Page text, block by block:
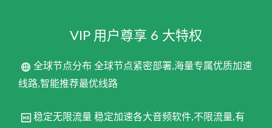
VIP 用户尊享 6 大特权
全球节点分布 全球节点紧密部署,海量专属优质加速
线路,智能推荐最优线路
稳定无限流量 稳定加速各大音频软件,不限流量,有